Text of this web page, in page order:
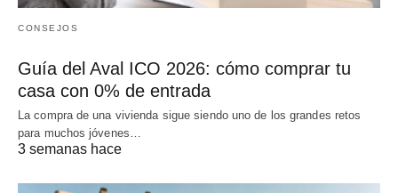
CONSEJOS
Guía del Aval ICO 2026: cómo comprar tu
casa con 0% de entrada
La compra de una vivienda sigue siendo uno de los grandes retos
para muchos jóvenes…
3 semanas hace